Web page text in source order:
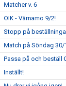
Matcher v. 6
OIK - Värnamo 9/2!
Stopp på
Match på Söndag 30/
Passa på och beställ
Inställt!